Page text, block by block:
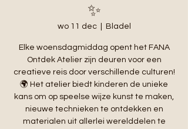
✨
wo 11 dec
  |
Bladel
Elke woensdagmiddag opent het FANA
Ontdek Atelier zijn deuren voor een
creatieve reis door verschillende culturen!
🌍 Het atelier biedt kinderen de unieke
kans om op speelse wijze kunst te maken,
nieuwe technieken te ontdekken en
materialen uit allerlei werelddelen te